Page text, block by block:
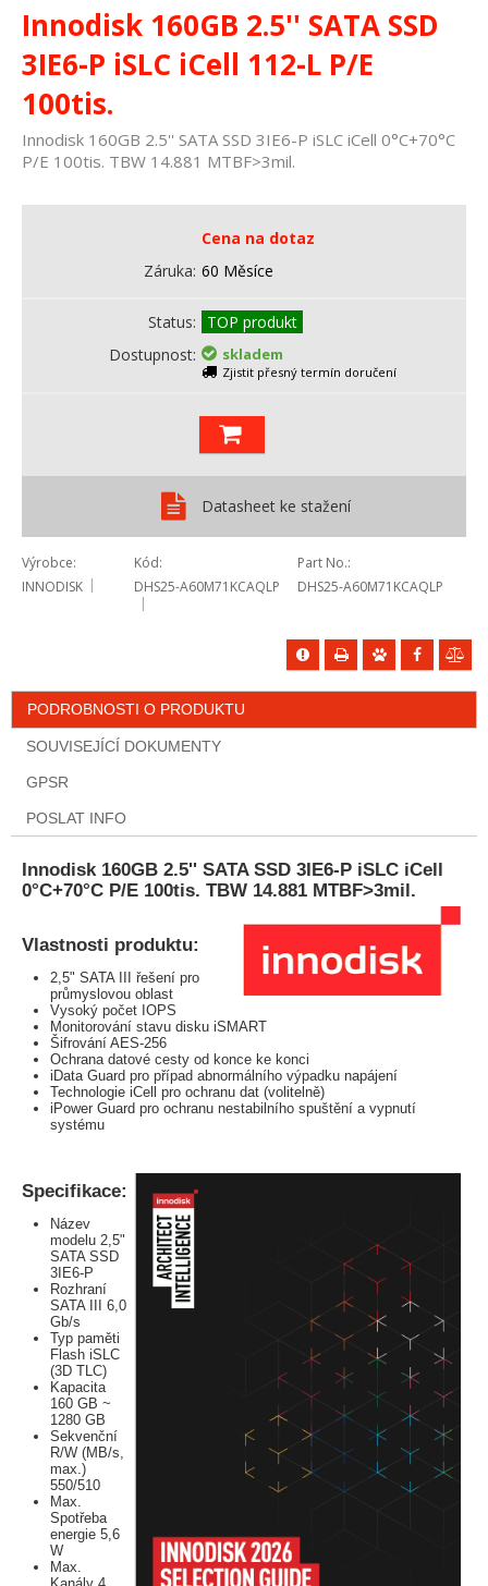
Innodisk 160GB 2.5'' SATA SSD
3IE6-P iSLC iCell 112-L P/E
100tis.
Innodisk 160GB 2.5'' SATA SSD 3IE6-P iSLC iCell 0°C+70°C
P/E 100tis. TBW 14.881 MTBF>3mil.
Cena na dotaz
Záruka 60 Měsíce
Status
TOP produkt
Dostupnost
skladem
Zjistit přesný termín doručení
Datasheet ke stažení
Výrobce
INNODISK
Kód
DHS25-A60M71KCAQLP
Part No.
DHS25-A60M71KCAQLP
PODROBNOSTI O PRODUKTU
SOUVISEJÍCÍ DOKUMENTY
GPSR
POSLAT INFO
Innodisk 160GB 2.5'' SATA SSD 3IE6-P iSLC iCell
0°C+70°C P/E 100tis. TBW 14.881 MTBF>3mil.
Vlastnosti produktu:
2,5" SATA III řešení pro
průmyslovou oblast
Vysoký počet IOPS
Monitorování stavu disku iSMART
Šifrování AES-256
Ochrana datové cesty od konce ke konci
iData Guard pro případ abnormálního výpadku napájení
Technologie iCell pro ochranu dat (volitelně)
iPower Guard pro ochranu nestabilního spuštění a vypnutí
systému
Specifikace:
Název
modelu 2,5"
SATA SSD
3IE6-P
Rozhraní
SATA III 6,0
Gb/s
Typ paměti
Flash iSLC
(3D TLC)
Kapacita
160 GB ~
1280 GB
Sekvenční
R/W (MB/s,
max.)
550/510
Max.
Spotřeba
energie 5,6
W
Max.